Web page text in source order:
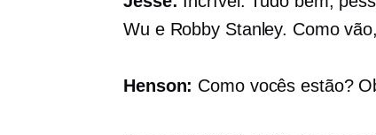
Wu e Robby Stanley. Como
Henson: Como vocês estão?